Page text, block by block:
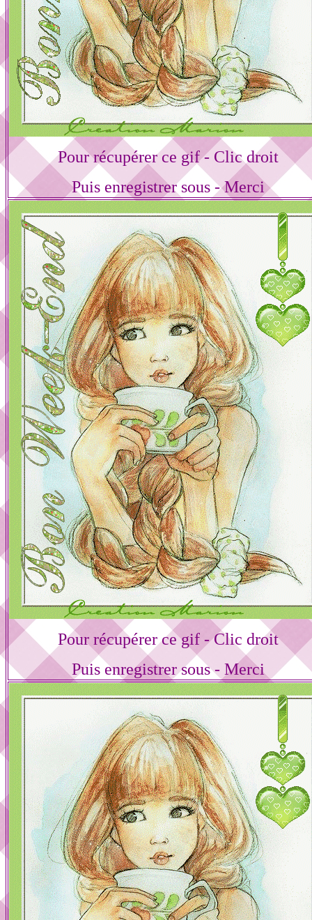
Pour récupérer ce gif - Clic droit
Puis enregistrer sous - Merci
Pour récupérer ce gif - Clic droit
Puis enregistrer sous - Merci